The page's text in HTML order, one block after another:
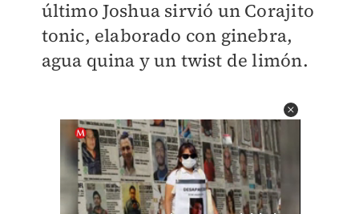
último Joshua sirvió un Corajito
tonic, elaborado con ginebra,
agua quina y un twist de limón.